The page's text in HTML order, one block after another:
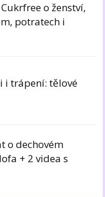
o ženství,
potratech i
i trápení: tělové
o dechovém
+ 2 videa s